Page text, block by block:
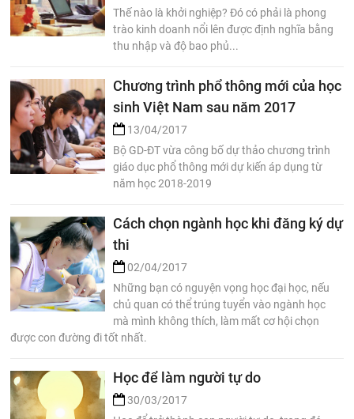
Thế nào là khởi nghiệp? Đó có phải là phong
trào kinh doanh nổi lên được định nghĩa bằng
thu nhập và độ bao phủ...
Chương trình phổ thông mới của học
sinh Việt Nam sau năm 2017
13/04/2017
Bộ GD-ĐT vừa công bố dự thảo chương trình
giáo dục phổ thông mới dự kiến áp dụng từ
năm học 2018-2019
Cách chọn ngành học khi đăng ký dự
thi
02/04/2017
Những bạn có nguyện vọng học đại học, nếu
chủ quan có thể trúng tuyển vào ngành học
mà mình không thích, làm mất cơ hội chọn
được con đường đi tốt nhất.
Học để làm người tự do
30/03/2017